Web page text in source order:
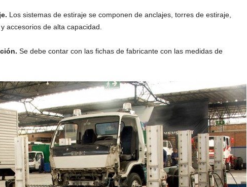
Los sistemas de estiraje se componen de anclajes, torres de estiraje,
accesorios de alta capacidad.
Se debe contar con las fichas de fabricante con las medidas de